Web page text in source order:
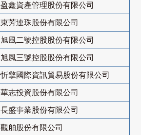
盈鑫資產管理股份有限公司
東芳連珠股份有限公司
旭風二號控股股份有限公司
旭風三號控股股份有限公司
忻擎國際資訊貿易股份有限公司
華志投資股份有限公司
長盛事業股份有限公司
觀舶股份有限公司